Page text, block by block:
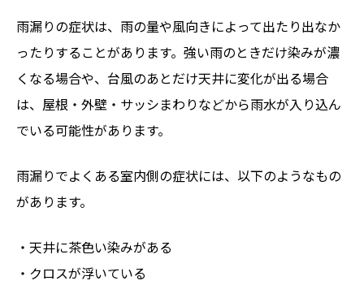
雨漏りの症状は、雨の量や風向きによって出たり出なか
ったりすることがあります。強い雨のときだけ染みが濃
くなる場合や、台風のあとだけ天井に変化が出る場合
は、屋根・外壁・サッシまわりなどから雨水が入り込ん
でいる可能性があります。
雨漏りでよくある室内側の症状には、以下のようなもの
があります。
・天井に茶色い染みがある
・クロスが浮いている